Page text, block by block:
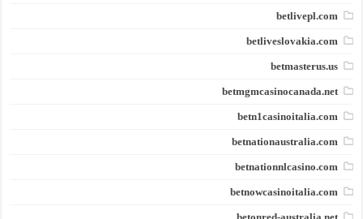
betlivepl.com
betliveslovakia.com
betmasterus.us
betmgmcasinocanada.net
betn1casinoitalia.com
betnationaustralia.com
betnationnlcasino.com
betnowcasinoitalia.com